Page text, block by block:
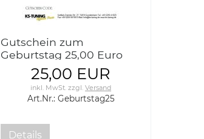
Gutschein zum
Geburtstag 25,00 Euro
25,00 EUR
inkl. MwSt. zzgl.Versand
Art.Nr.: Geburtstag25
Details